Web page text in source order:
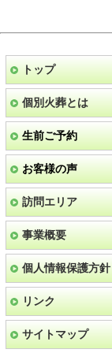
トップ
個別火葬とは
生前ご予約
お客様の声
訪問エリア
事業概要
個人情報保護方針
リンク
サイトマップ